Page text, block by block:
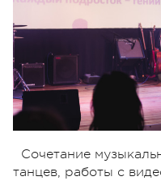
Сочетание
танцев, работы с